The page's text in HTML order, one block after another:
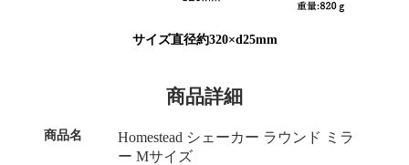
サイズ直径約320×d25mm
商品詳細
商品名
Homestead シェーカー ラウンド ミラ
ー Mサイズ